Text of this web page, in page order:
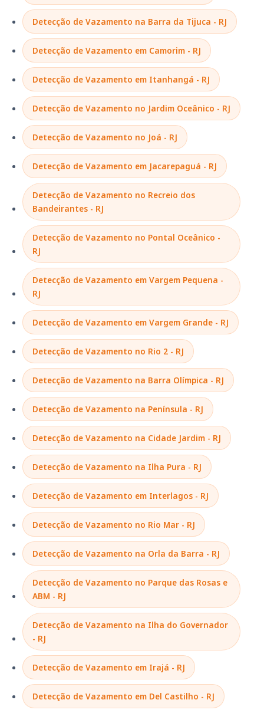
Detecção de Vazamento na Barra da Tijuca - RJ
Detecção de Vazamento em Camorim - RJ
Detecção de Vazamento em Itanhangá - RJ
Detecção de Vazamento no Jardim Oceânico - RJ
Detecção de Vazamento no Joá - RJ
Detecção de Vazamento em Jacarepaguá - RJ
Detecção de Vazamento no Recreio dos
Bandeirantes - RJ
Detecção de Vazamento no Pontal Oceânico -
RJ
Detecção de Vazamento em Vargem Pequena -
RJ
Detecção de Vazamento em Vargem Grande - RJ
Detecção de Vazamento no Rio 2 - RJ
Detecção de Vazamento na Barra Olímpica - RJ
Detecção de Vazamento na Península - RJ
Detecção de Vazamento na Cidade Jardim - RJ
Detecção de Vazamento na Ilha Pura - RJ
Detecção de Vazamento em Interlagos - RJ
Detecção de Vazamento no Rio Mar - RJ
Detecção de Vazamento na Orla da Barra - RJ
Detecção de Vazamento no Parque das Rosas e
ABM - RJ
Detecção de Vazamento na Ilha do Governador
- RJ
Detecção de Vazamento em Irajá - RJ
Detecção de Vazamento em Del Castilho - RJ